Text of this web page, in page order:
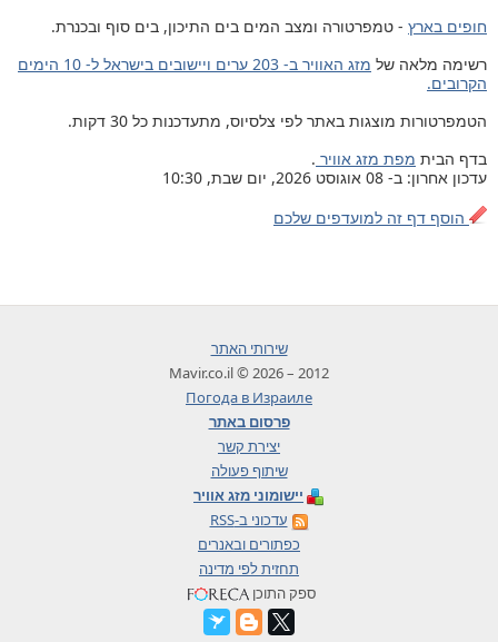
חופים בארץ - טמפרטורה ומצב המים בים התיכון, בים סוף ובכנרת.
רשימה מלאה של
מזג האוויר ב- 203 ערים ויישובים בישראל ל- 10 הימים
הקרובים.
הטמפרטורות מוצגות באתר לפי צלסיוס, מתעדכנות כל 30 דקות.
בדף הבית מפת מזג אוויר .
עדכון אחרון: ב- 08 אוגוסט 2026, יום שבת, 10:30
הוסף דף זה למועדפים שלכם
שירותי האתר
2012 – 2026 © Mavir.co.il
Погода в Израиле
פרסום באתר
יצירת קשר
שיתוף פעולה
יישומוני מזג אוויר
עדכוני ב-RSS
כפתורים ובאנרים
תחזית לפי מדינה
ספק התוכן